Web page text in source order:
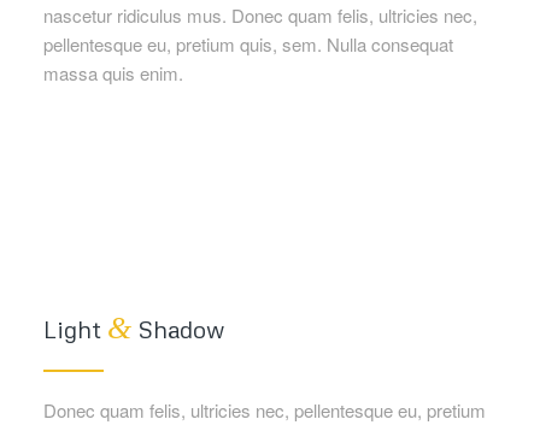
nascetur ridiculus mus. Donec quam felis, ultricies nec,
pellentesque eu, pretium quis, sem. Nulla consequat
massa quis enim.
Light &Shadow
Donec quam felis, ultricies nec, pellentesque eu, pretium